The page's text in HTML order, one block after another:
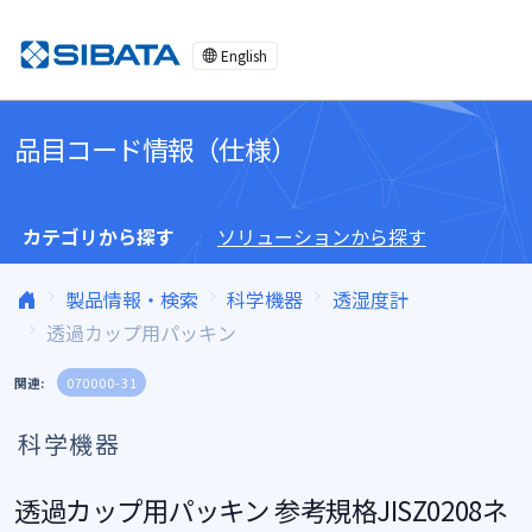
English
品目コード情報（仕様）
カテゴリから探す ソリューションから探す
製品情報・検索 科学機器
透湿度計
透過カップ用パッキン
関連: 070000-31
科学機器
透過カップ用パッキン 参考規格JISZ0208ネ